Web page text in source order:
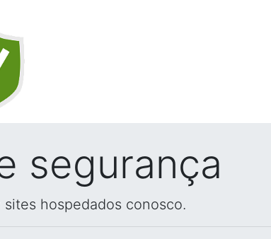
segurança
hospedados conosco.